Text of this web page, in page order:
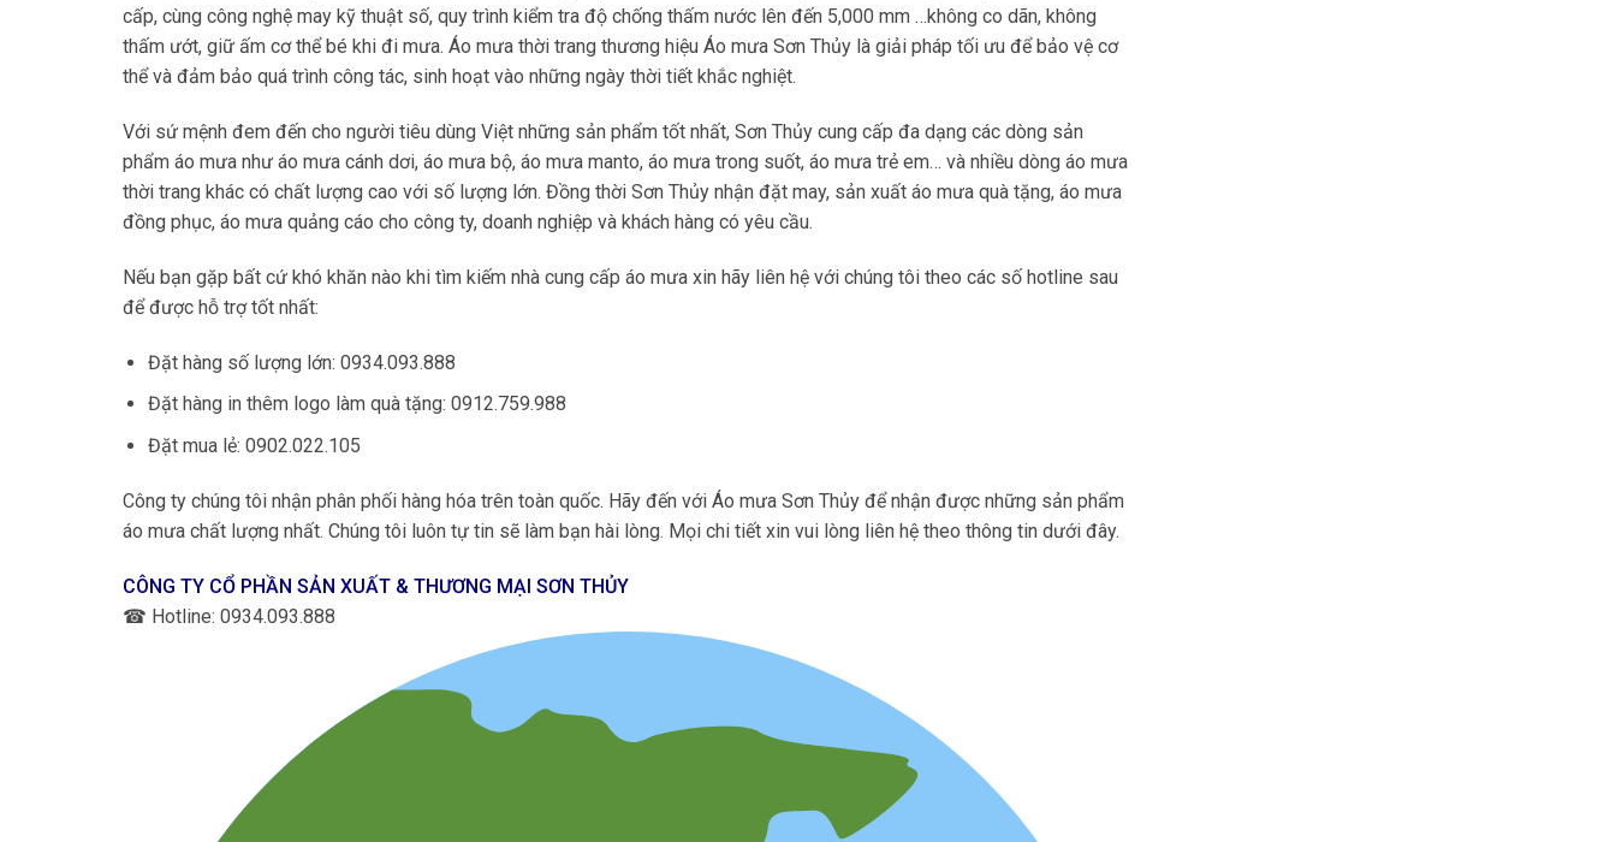
cấp, cùng công nghệ may kỹ thuật số, quy trình kiểm tra độ chống thấm nước lên đến 5,000 mm …không co dãn, không
thấm ướt, giữ ấm cơ thể bé khi đi mưa. Áo mưa thời trang thương hiệu Áo mưa Sơn Thủy là giải pháp tối ưu để bảo vệ cơ
thể và đảm bảo quá trình công tác, sinh hoạt vào những ngày thời tiết khắc nghiệt.
Với sứ mệnh đem đến cho người tiêu dùng Việt những sản phẩm tốt nhất, Sơn Thủy cung cấp đa dạng các dòng sản
phẩm áo mưa như áo mưa cánh dơi, áo mưa bộ, áo mưa manto, áo mưa trong suốt, áo mưa trẻ em… và nhiều dòng áo mưa
thời trang khác có chất lượng cao với số lượng lớn. Đồng thời Sơn Thủy nhận đặt may, sản xuất áo mưa quà tặng, áo mưa
đồng phục, áo mưa quảng cáo cho công ty, doanh nghiệp và khách hàng có yêu cầu.
Nếu bạn gặp bất cứ khó khăn nào khi tìm kiếm nhà cung cấp áo mưa xin hãy liên hệ với chúng tôi theo các số hotline sau
để được hỗ trợ tốt nhất:
Đặt hàng số lượng lớn: 0934.093.888
Đặt hàng in thêm logo làm quà tặng: 0912.759.988
Đặt mua lẻ: 0902.022.105
Công ty chúng tôi nhận phân phối hàng hóa trên toàn quốc. Hãy đến với Áo mưa Sơn Thủy để nhận được những sản phẩm
áo mưa chất lượng nhất. Chúng tôi luôn tự tin sẽ làm bạn hài lòng. Mọi chi tiết xin vui lòng liên hệ theo thông tin dưới đây.
CÔNG TY CỔ PHẦN SẢN XUẤT & THƯƠNG MẠI SƠN THỦY
☎ Hotline: 0934.093.888